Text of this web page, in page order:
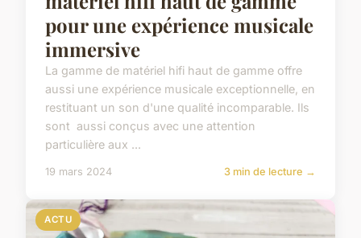
pour une expérience musicale
immersive
La gamme de matériel hifi haut de gamme offre
aussi une expérience musicale exceptionnelle, en
restituant un son d'une qualité incomparable. Ils
sont aussi conçus avec une attention
particulière aux ...
19 mars 2024 3 min de lecture →
ACTU